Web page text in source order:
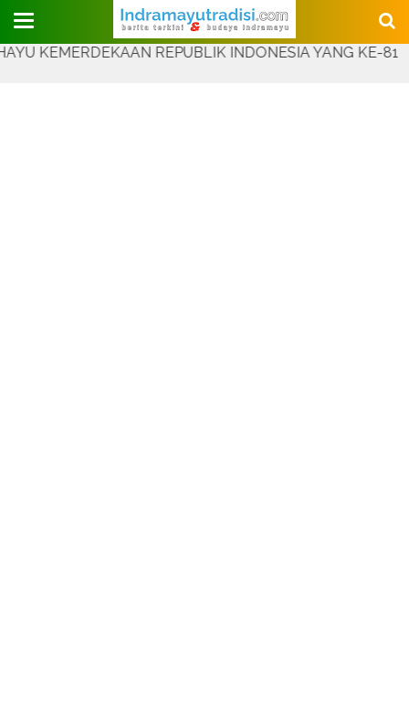
Judul Website
REPUBLIK INDONESIA YANG KE-81